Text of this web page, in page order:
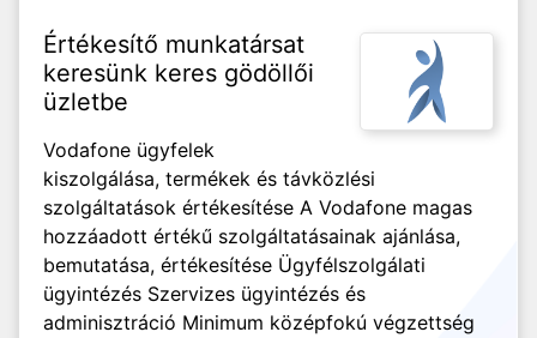
Értékesítő munkatársat
keresünk keres gödöllői
üzletbe
Vodafone ügyfelek
kiszolgálása, termékek és távközlési
szolgáltatások értékesítése A Vodafone magas
hozzáadott értékű szolgáltatásainak ajánlása,
bemutatása, értékesítése Ügyfélszolgálati
ügyintézés Szervizes ügyintézés és
adminisztráció Minimum középfokú végzettség